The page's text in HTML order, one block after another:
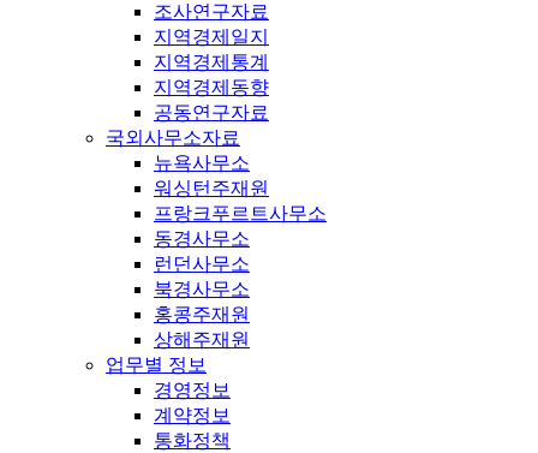
조사연구자료
지역경제일지
지역경제통계
지역경제동향
공동연구자료
국외사무소자료
뉴욕사무소
워싱턴주재원
프랑크푸르트사무소
동경사무소
런던사무소
북경사무소
홍콩주재원
상해주재원
업무별 정보
경영정보
계약정보
통화정책